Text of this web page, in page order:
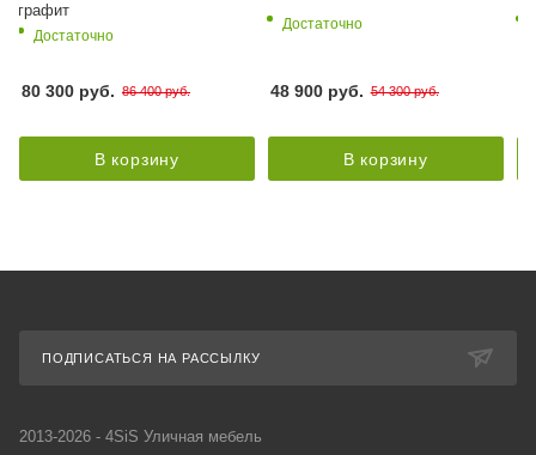
графит
Достаточно
80 300 руб. 86 400 руб.
В корзину
Достаточно
48 900 руб. 54 300 руб.
В корзину
ПОДПИСАТЬСЯ НА РАССЫЛКУ
2013-2026 - 4SiS Уличная мебель